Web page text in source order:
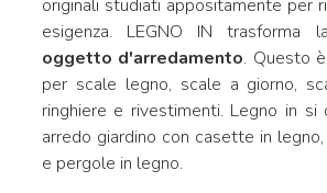
originali studiati appositamente per
esigenza. LEGNO IN trasforma
oggetto d'arredamento. Questo
per scale legno, scale a giorno,
ringhiere e rivestimenti. Legno in si
arredo giardino con casette in
e pergole in legno.